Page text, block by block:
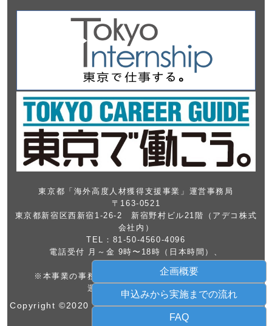
企画概要
申込みから実施までの流れ
FAQ
東京都「海外高度人材獲得支援事業」運営事務局
〒163-0521
東京都新宿区西新宿1-26-2 新宿野村ビル21階（アデコ株式
会社内）
TEL：81-50-4560-4096
電話受付 月～金 9時〜18時（日本時間）、
祝日年末年始を除く
※本事業の事務局は、東京都よりアデコ株式会社に
運営を委託しております
Copyright ©2020 Tokyo Metropolitan Government. All
Rights Reserved